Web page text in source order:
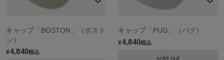
キャップ「BOSTON」（ボスト
ン）
¥4,840税込
キャップ「PUG」（パグ）
¥4,840税込
sold out